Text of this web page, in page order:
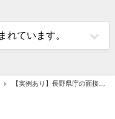
れています。
【実例あり】長野県庁の面接対